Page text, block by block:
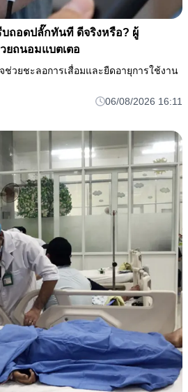
บถอดปลั๊กทันที ดีจริงหรือ? ผู้
ยถนอมแบตเตอ
ช่วยชะลอการเสื่อมและยืดอายุการใช้งาน
06/08/2026 16:11